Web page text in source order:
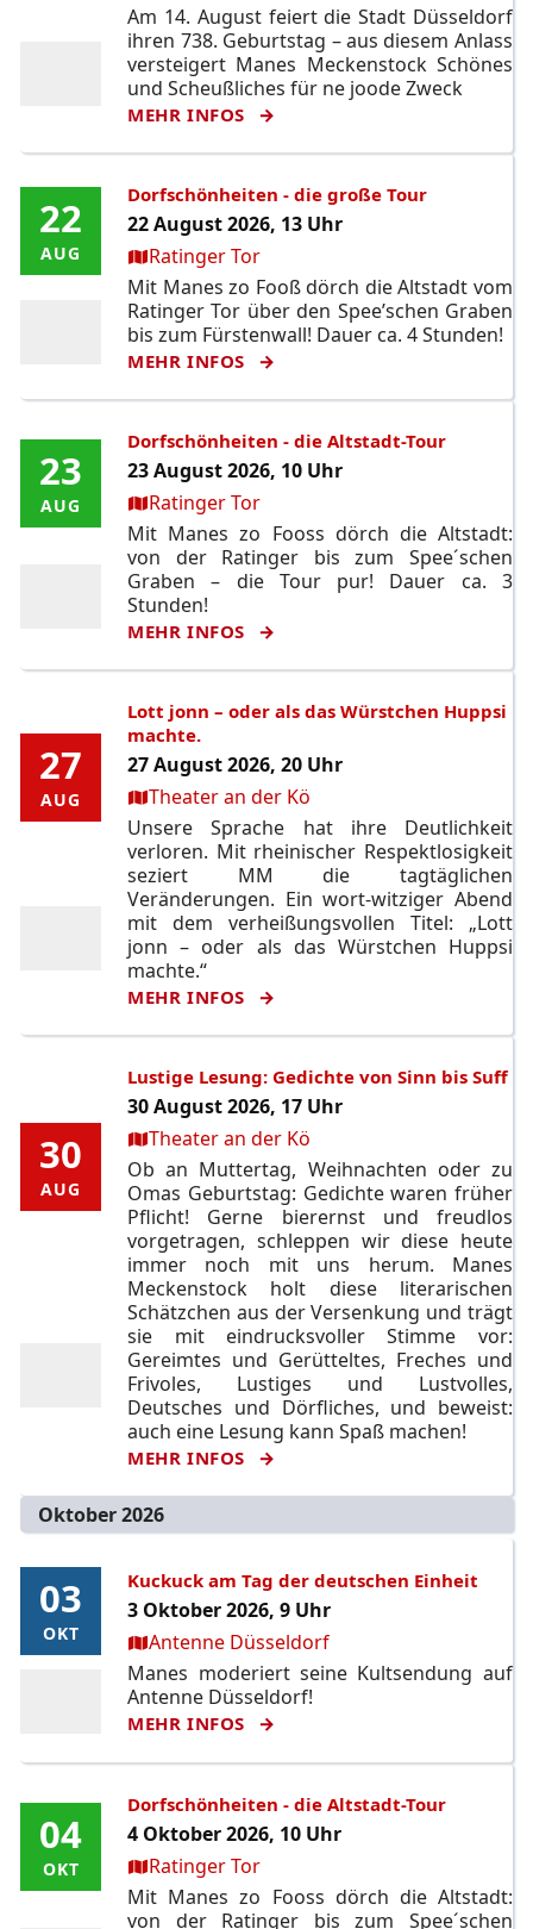
Am 14. August feiert die Stadt Düsseldorf
ihren 738. Geburtstag – aus diesem Anlass
versteigert Manes Meckenstock Schönes
und Scheußliches für ne joode Zweck
MEHR INFOS
22
AUG
22
AUG
Dorfschönheiten - die große Tour
22 August 2026, 13 Uhr
Ort:Ratinger Tor
Mit Manes zo Fooß dörch die Altstadt vom
Ratinger Tor über den Spee’schen Graben
bis zum Fürstenwall! Dauer ca. 4 Stunden!
MEHR INFOS
23
AUG
23
AUG
Dorfschönheiten - die Altstadt-Tour
23 August 2026, 10 Uhr
Ort:Ratinger Tor
Mit Manes zo Fooss dörch die Altstadt:
von der Ratinger bis zum Spee´schen
Graben – die Tour pur! Dauer ca. 3
Stunden!
MEHR INFOS
27
AUG
27
AUG
Lott jonn – oder als das Würstchen Huppsi
machte.
27 August 2026, 20 Uhr
Ort:Theater an der Kö
Unsere Sprache hat ihre Deutlichkeit
verloren. Mit rheinischer Respektlosigkeit
seziert MM die tagtäglichen
Veränderungen. Ein wort-witziger Abend
mit dem verheißungsvollen Titel: „Lott
jonn – oder als das Würstchen Huppsi
machte.“
MEHR INFOS
30
AUG
30
AUG
Lustige Lesung: Gedichte von Sinn bis Suff
30 August 2026, 17 Uhr
Ort:Theater an der Kö
Ob an Muttertag, Weihnachten oder zu
Omas Geburtstag: Gedichte waren früher
Pflicht! Gerne bierernst und freudlos
vorgetragen, schleppen wir diese heute
immer noch mit uns herum. Manes
Meckenstock holt diese literarischen
Schätzchen aus der Versenkung und trägt
sie mit eindrucksvoller Stimme vor:
Gereimtes und Gerütteltes, Freches und
Frivoles, Lustiges und Lustvolles,
Deutsches und Dörfliches, und beweist:
auch eine Lesung kann Spaß machen!
MEHR INFOS
Oktober 2026
03
OKT
03
OKT
Kuckuck am Tag der deutschen Einheit
3 Oktober 2026, 9 Uhr
Ort:Antenne Düsseldorf
Manes moderiert seine Kultsendung auf
Antenne Düsseldorf!
MEHR INFOS
04
OKT
04
OKT
Dorfschönheiten - die Altstadt-Tour
4 Oktober 2026, 10 Uhr
Ort:Ratinger Tor
Mit Manes zo Fooss dörch die Altstadt:
von der Ratinger bis zum Spee´schen